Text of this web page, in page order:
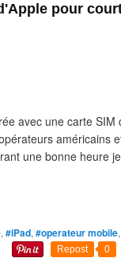
pour
avec une carte
américains
une bonne heure
, #iPad, #operateur mobile,
Repost 0